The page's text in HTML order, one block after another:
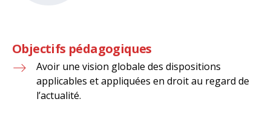
Objectifs pédagogiques
Avoir une vision globale des dispositions
applicables et appliquées en droit au regard de
l’actualité.